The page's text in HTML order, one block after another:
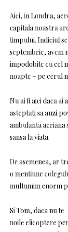
Aici, in Londra,
capitala noastra
timpului. Indiciul
septembrie, avem
impodobite cu cel
noapte – pe cerul
Nu ai fi aici daca ai
asteptati sa auzi
ambulanta aeriana
sansa la viata.
De asemenea, ar
o mentiune
multumim enorm
Si Tom, daca nu
noile elicoptere